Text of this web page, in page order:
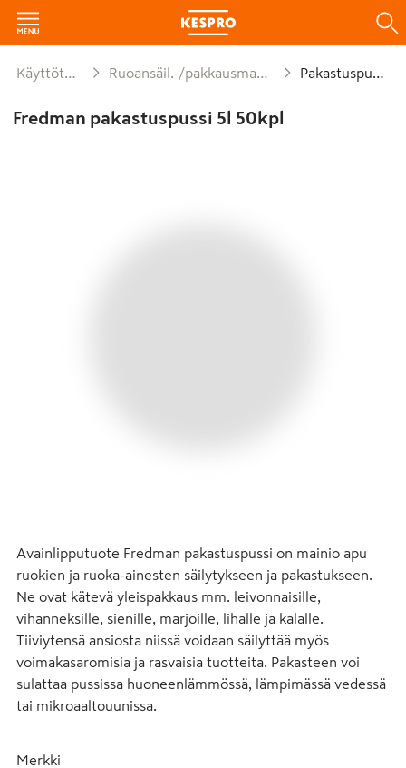
Käyttötavara Ruoansäil.-/pakkausmateriaalit Pakastuspussit
Fredman pakastuspussi 5l 50kpl
Avainlipputuote Fredman pakastuspussi on mainio apu
ruokien ja ruoka-ainesten säilytykseen ja pakastukseen.
Ne ovat kätevä yleispakkaus mm. leivonnaisille,
vihanneksille, sienille, marjoille, lihalle ja kalalle.
Tiiviytensä ansiosta niissä voidaan säilyttää myös
voimakasaromisia ja rasvaisia tuotteita. Pakasteen voi
sulattaa pussissa huoneenlämmössä, lämpimässä vedessä
tai mikroaaltouunissa.
Merkki